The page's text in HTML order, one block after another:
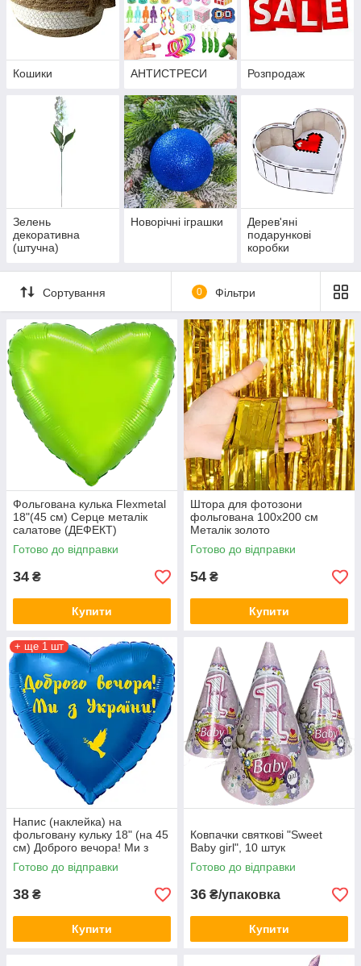
Кошики АНТИСТРЕСИ Розпродаж
Зелень
декоративна
(штучна)
Новорічні іграшки
Дерев'яні
подарункові
коробки
Сортування 0 Фільтри
Фольгована кулька Flexmetal
18"(45 см) Серце металік
салатове (ДЕФЕКТ)
Готово до відправки
34 ₴
Купити
Штора для фотозони
фольгована 100х200 см
Металік золото
Готово до відправки
54 ₴
Купити
+ ще 1 шт
Напис (наклейка) на
фольговану кульку 18" (на 45
см) Доброго вечора! Ми з
України! (будь-який колір)
Готово до відправки
38 ₴
Купити
Ковпачки святкові "Sweet
Baby girl", 10 штук
Готово до відправки
36 ₴/упаковка
Купити